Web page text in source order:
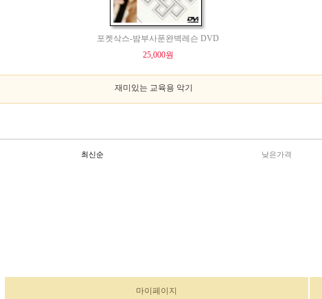
포켓삭스-밤부사푼완벽레슨 DVD
25,000원
재미있는 교육용 악기
최신순 낮은가격
마이페이지